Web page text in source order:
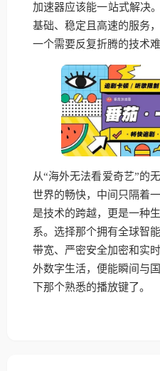
加速器应该能一站式解决
基础、稳定且高速的服务
一个需要反复折腾的技术难
从“海外无法看爱奇艺”的
世界的畅快，中间只隔着
是技术的跨越，更是一种
系。选择那个拥有全球智
带宽、严密安全加密和实
外数字生活，便能瞬间与
下那个熟悉的播放键了。